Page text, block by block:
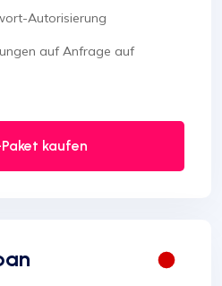
Autorisierung
auf Anfrage auf
kaufen